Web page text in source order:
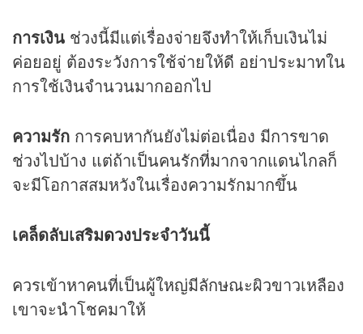
การเงิน ช่วงนี้มีแต่เรื่องจ่ายจึงทำให้เก็บเงินไม่
ค่อยอยู่ ต้องระวังการใช้จ่ายให้ดี อย่าประมาทใน
การใช้เงินจำนวนมากออกไป
ความรัก การคบหากันยังไม่ต่อเนื่อง มีการขาด
ช่วงไปบ้าง แต่ถ้าเป็นคนรักที่มากจากแดนไกลก็
จะมีโอกาสสมหวังในเรื่องความรักมากขึ้น
เคล็ดลับเสริมดวงประจำวันนี้
ควรเข้าหาคนที่เป็นผู้ใหญ่มีลักษณะผิวขาวเหลือง
เขาจะนำโชคมาให้